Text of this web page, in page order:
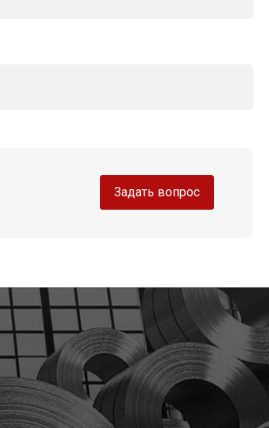
Задать вопрос